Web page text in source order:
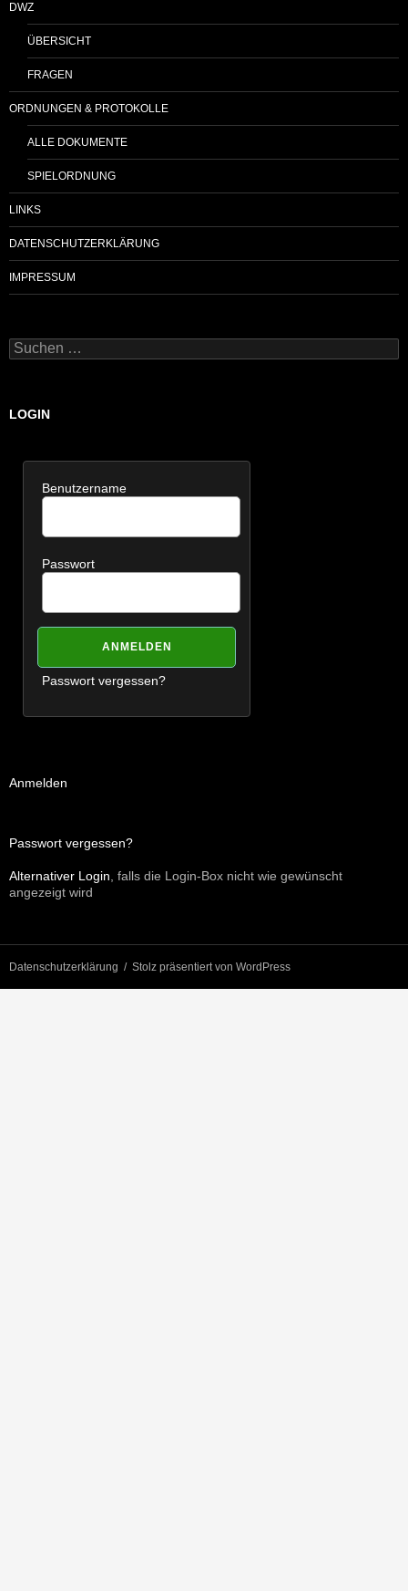
DWZ
ÜBERSICHT
FRAGEN
ORDNUNGEN & PROTOKOLLE
ALLE DOKUMENTE
SPIELORDNUNG
LINKS
DATENSCHUTZERKLÄRUNG
IMPRESSUM
Suchen
nach:
LOGIN
Benutzername
Passwort
Passwort vergessen?
Anmelden
Passwort vergessen?
Alternativer Login , falls die Login-Box nicht wie gewünscht
angezeigt wird
Datenschutzerklärung Stolz präsentiert von WordPress